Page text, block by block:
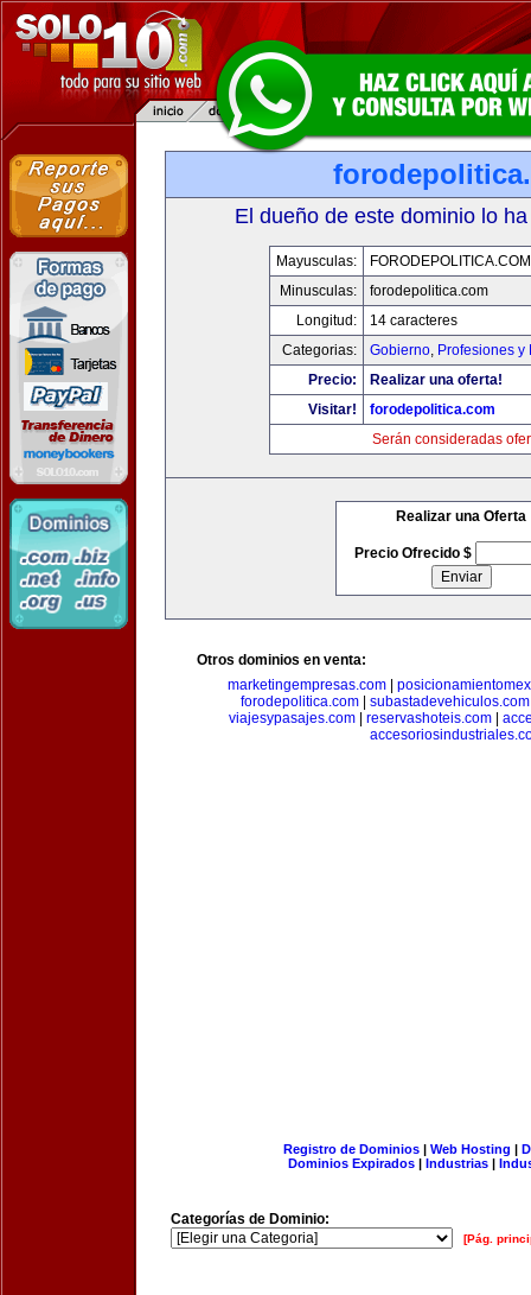
El dueño de este dominio lo
Mayusculas:
FORODEPOLITICA.COM
Minusculas:
forodepolitica.com
Longitud:
14 caracteres
Categorias:
Gobierno, Profesiones y
Precio:
Realizar una oferta!
Visitar!
forodepolitica.com
Serán consideradas
Realizar una Oferta
Precio Ofrecido $
Otros dominios en venta:
marketingempresas.com
forodepolitica.com| subastadevehiculos.com
viajesypasajes.com
reservashoteis.com
Registro de Dominios| Web Hosting |
Dominios Expirados | Industrias |
Categorías de Dominio:
[Pág.